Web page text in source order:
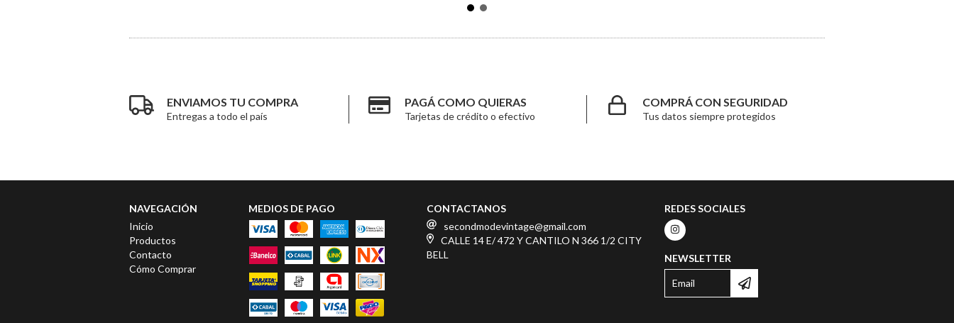
ENVIAMOS TU COMPRA
Entregas a todo el país
PAGÁ COMO QUIERAS
Tarjetas de crédito o efectivo
COMPRÁ CON SEGURIDAD
Tus datos siempre protegidos
NAVEGACIÓN
Inicio
Productos
Contacto
Cómo Comprar
MEDIOS DE PAGO
CONTACTANOS
secondmodevintage@gmail.com
CALLE 14 E/ 472 Y CANTILO N 366 1/2 CITY
BELL
REDES SOCIALES
NEWSLETTER